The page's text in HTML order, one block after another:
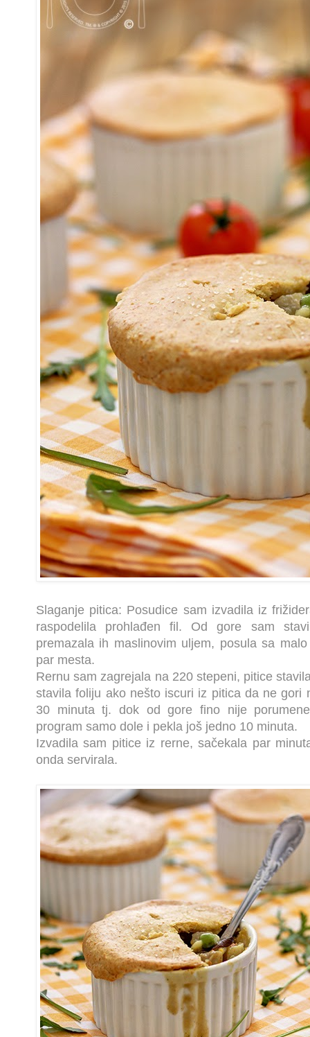
Slaganje pitica: Posudice sam izvadila iz
raspodelila prohlađen fil. Od gore sam
premazala ih maslinovim uljem, posula sa
par mesta.
Rernu sam zagrejala na 220 stepeni, pitice
stavila foliju ako nešto iscuri iz pitica da ne gori
30 minuta tj. dok od gore fino nije
program samo dole i pekla još jedno 10 minuta.
Izvadila sam pitice iz rerne, sačekala par
onda servirala.